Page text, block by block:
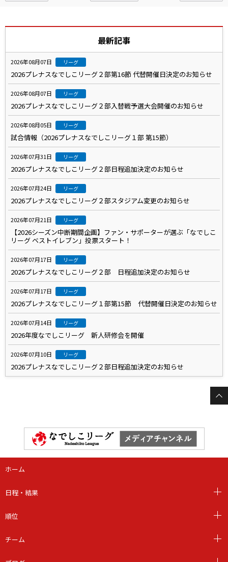
最新記事
2026年08月07日 リーグ
2026プレナスなでしこリーグ２部第16節 代替開催日決定のお知らせ
2026年08月07日 リーグ
2026プレナスなでしこリーグ２部入替戦予選大会開催のお知らせ
2026年08月05日 リーグ
試合情報（2026プレナスなでしこリーグ１部 第15節）
2026年07月31日 リーグ
2026プレナスなでしこリーグ２部日程追加決定のお知らせ
2026年07月24日 リーグ
2026プレナスなでしこリーグ２部スタジアム変更のお知らせ
2026年07月21日 リーグ
【2026シーズン中断期間企画】ファン・サポーターが選ぶ「なでしこ
リーグ ベストイレブン」投票スタート！
2026年07月17日 リーグ
2026プレナスなでしこリーグ２部 日程追加決定のお知らせ
2026年07月17日 リーグ
2026プレナスなでしこリーグ１部第15節 代替開催日決定のお知らせ
2026年07月14日 リーグ
2026年度なでしこリーグ 新人研修会を開催
2026年07月10日 リーグ
2026プレナスなでしこリーグ２部日程追加決定のお知らせ
ホーム
日程・結果
順位
チーム